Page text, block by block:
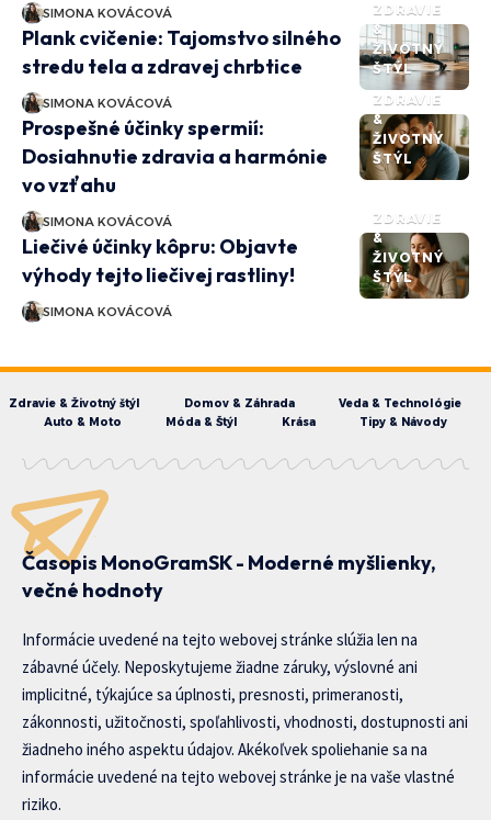
SIMONA KOVÁCOVÁ
ZDRAVIE
&
ŽIVOTNÝ
ŠTÝL
Plank cvičenie: Tajomstvo silného
stredu tela a zdravej chrbtice
SIMONA KOVÁCOVÁ
ZDRAVIE
&
ŽIVOTNÝ
ŠTÝL
Prospešné účinky spermií:
Dosiahnutie zdravia a harmónie
vo vzťahu
SIMONA KOVÁCOVÁ
ZDRAVIE
&
ŽIVOTNÝ
ŠTÝL
Liečivé účinky kôpru: Objavte
výhody tejto liečivej rastliny!
SIMONA KOVÁCOVÁ
Zdravie & Životný štýl Domov & Záhrada
Veda & Technológie
Auto & Moto
Móda & Štýl Krása Tipy & Návody
Časopis MonoGramSK - Moderné myšlienky,
večné hodnoty
Informácie uvedené na tejto webovej stránke slúžia len na
zábavné účely. Neposkytujeme žiadne záruky, výslovné ani
implicitné, týkajúce sa úplnosti, presnosti, primeranosti,
zákonnosti, užitočnosti, spoľahlivosti, vhodnosti, dostupnosti ani
žiadneho iného aspektu údajov. Akékoľvek spoliehanie sa na
informácie uvedené na tejto webovej stránke je na vaše vlastné
riziko.